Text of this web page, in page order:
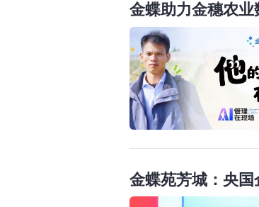
金蝶助力金穗农
金蝶苑芳城：央